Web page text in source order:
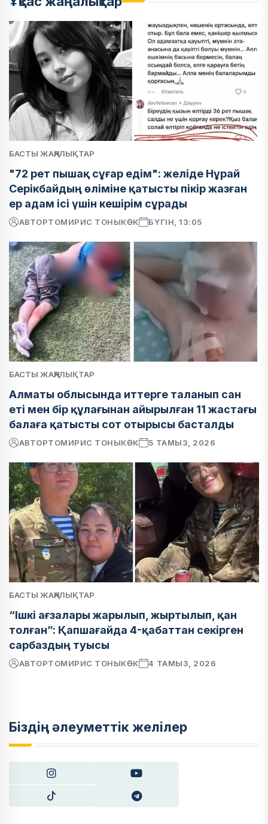
БАСТЫ ЖАҢАЛЫҚТАР
"72 рет пышақ сұғар едім": желіде Нұрай
Серікбайдың өліміне қатысты пікір жазған
ер адам ісі үшін кешірім сұрады
АВТОРТОМИРИС ТОНЫКӨК БҮГІН, 13:05
БАСТЫ ЖАҢАЛЫҚТАР
Алматы облысында иттерге таланып сан
еті мен бір құлағынан айырылған 11 жастағы
балаға қатысты сот отырысы басталды
АВТОРТОМИРИС ТОНЫКӨК 5 ТАМЫЗ, 2026
БАСТЫ ЖАҢАЛЫҚТАР
“Ішкі ағзалары жарылып, жыртылып, қан
толған”: Қапшағайда 4-қабаттан секірген
сарбаздың туысы
АВТОРТОМИРИС ТОНЫКӨК 4 ТАМЫЗ, 2026
Біздің әлеуметтік желілер